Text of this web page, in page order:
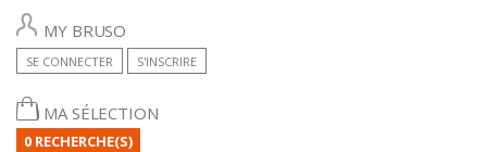
MY BRUSO
SE CONNECTER S'INSCRIRE
MA SÉLECTION
0 RECHERCHE(S)